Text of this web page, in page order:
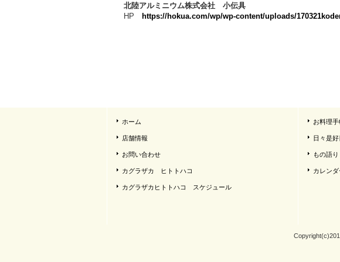
北陸アルミニウム株式会社 小伝具
HP
https://hokua.com/wp/wp-content/uploads/
ホーム
店舗情報
お問い合わせ
カグラザカ ヒトトハコ
カグラザカヒトトハコ スケジュール
お料理手
日々是好
もの語り
カレンダ